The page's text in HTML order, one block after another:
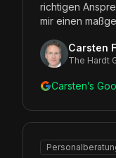
richtigen
mir einen
Carsten
The Hardt
Carsten’s